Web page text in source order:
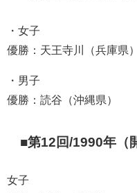
・女子
優勝：天王寺川（兵庫県）
・男子
優勝：読谷（沖縄県）
■第12回/1990年（
女子